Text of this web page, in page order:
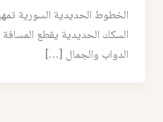
الخطوط الحديدية السورية
السكك الحديدية يقطع
الدواب والجمال […]